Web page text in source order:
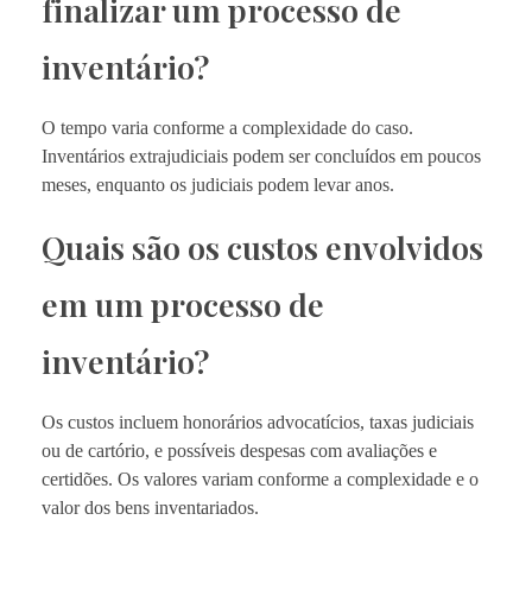
finalizar um processo de
inventário?
O tempo varia conforme a complexidade do caso.
Inventários extrajudiciais podem ser concluídos em poucos
meses, enquanto os judiciais podem levar anos.
Quais são os custos envolvidos
em um processo de
inventário?
Os custos incluem honorários advocatícios, taxas judiciais
ou de cartório, e possíveis despesas com avaliações e
certidões. Os valores variam conforme a complexidade e o
valor dos bens inventariados.